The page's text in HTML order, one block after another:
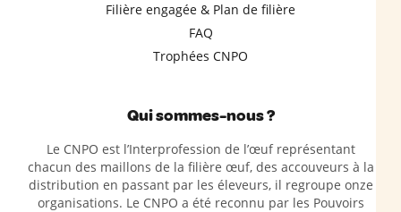
Filière engagée & Plan de filière
FAQ
Trophées CNPO
Qui sommes-nous ?
Le CNPO est l’Interprofession de l’œuf représentant
chacun des maillons de la filière œuf, des accouveurs à la
distribution en passant par les éleveurs, il regroupe onze
organisations. Le CNPO a été reconnu par les Pouvoirs